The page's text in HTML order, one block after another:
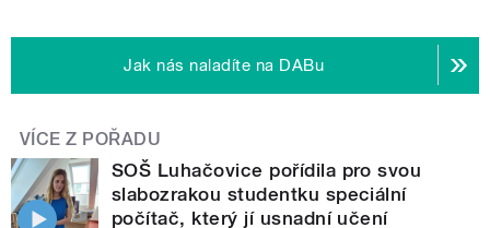
Jak nás naladíte na DABu
VÍCE Z POŘADU
SOŠ Luhačovice pořídila pro svou
slabozrakou studentku speciální
počítač, který jí usnadní učení